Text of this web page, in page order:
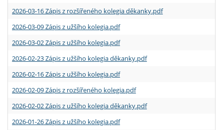
2026-03-16 Zápis z rozšířeného kolegia děkanky.pdf
2026-03-09 Zápis z užšího kolegia.pdf
2026-03-02 Zápis z užšího kolegia.pdf
2026-02-23 Zápis z užšího kolegia děkanky.pdf
2026-02-16 Zápis z užšího kolegia.pdf
2026-02-09 Zápis z rozšířeného kolegia.pdf
2026-02-02 Zápis z užšího kolegia děkanky.pdf
2026-01-26 Zápis z užšího kolegia.pdf